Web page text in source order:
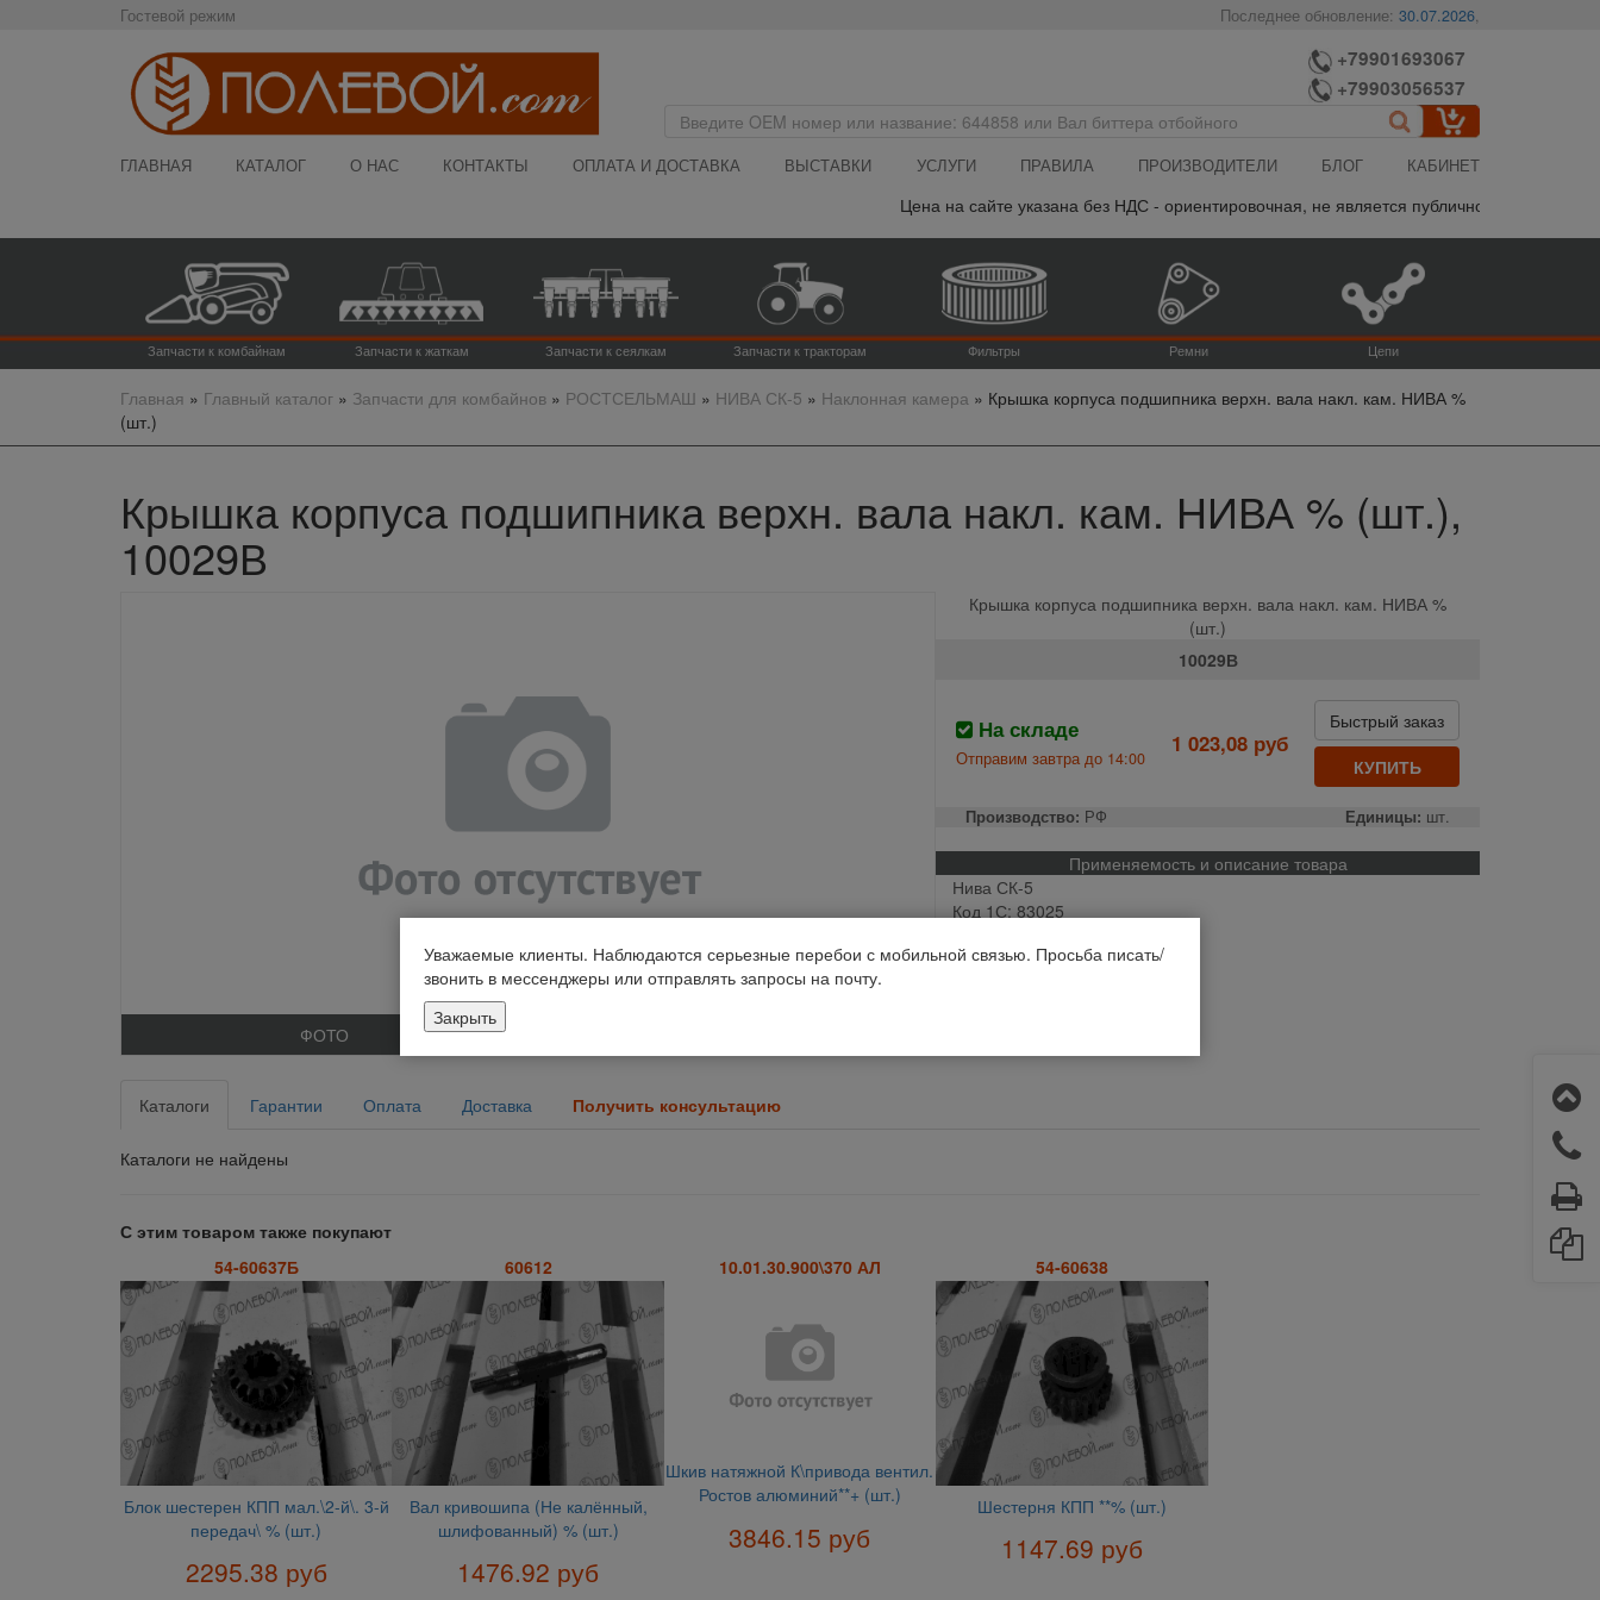
Гостевой режим Последнее обновление:30.07.2026,
+79901693067
+79903056537
ГЛАВНАЯ КАТАЛОГ О НАС КОНТАКТЫ ОПЛАТА И ДОСТАВКА ВЫСТАВКИ УСЛУГИ ПРАВИЛА ПРОИЗВОДИТЕЛИ БЛОГ КАБИНЕТ
Цена на сайте указана без НДС - ориентировочная, не является публичной офертой,
Запчасти к комбайнам Запчасти к жаткам Запчасти к сеялкам Запчасти к тракторам Фильтры Ремни Цепи
Главная » Главный каталог» Запчасти для комбайнов» РОСТСЕЛЬМАШ » НИВА СК-5 » Наклонная камера» Крышка корпуса подшипника верхн. вала накл. кам. НИВА %
(шт.)
Крышка корпуса подшипника верхн. вала накл. кам. НИВА % (шт.),
10029В
ФОТО
Крышка корпуса подшипника верхн. вала накл. кам. НИВА %
(шт.)
10029В
На складе
Отправим завтра до 14:00
1 023,08 руб
Быстрый заказ
КУПИТЬ
Производство: РФ Единицы: шт.
Применяемость и описание товара
Нива СК-5
Код 1С: 83025
Каталоги Гарантии Оплата Доставка Получить консультацию
Каталоги не найдены
С этим товаром также покупают
54-60637Б
Блок шестерен КПП мал.\2-й\. 3-й
передач\ % (шт.)
2295.38 руб
60612
Вал кривошипа (Не калённый,
шлифованный) % (шт.)
1476.92 руб
10.01.30.900\370 АЛ
Шкив натяжной К\привода вентил.
Ростов алюминий**+ (шт.)
3846.15 руб
54-60638
Шестерня КПП **% (шт.)
1147.69 руб
Уважаемые клиенты. Наблюдаются серьезные перебои с мобильной связью. Просьба писать/
звонить в мессенджеры или отправлять запросы на почту.
Закрыть